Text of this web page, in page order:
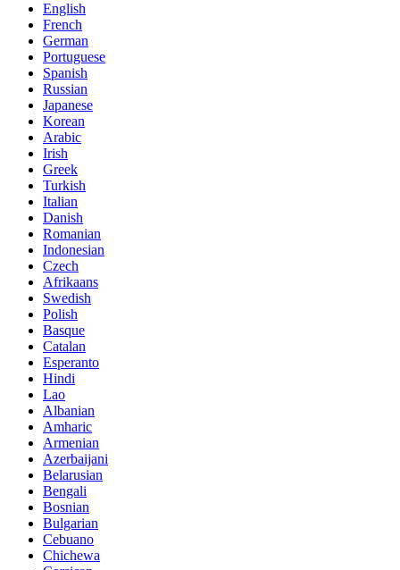
English
French
German
Portuguese
Spanish
Russian
Japanese
Korean
Arabic
Irish
Greek
Turkish
Italian
Danish
Romanian
Indonesian
Czech
Afrikaans
Swedish
Polish
Basque
Catalan
Esperanto
Hindi
Lao
Albanian
Amharic
Armenian
Azerbaijani
Belarusian
Bengali
Bosnian
Bulgarian
Cebuano
Chichewa